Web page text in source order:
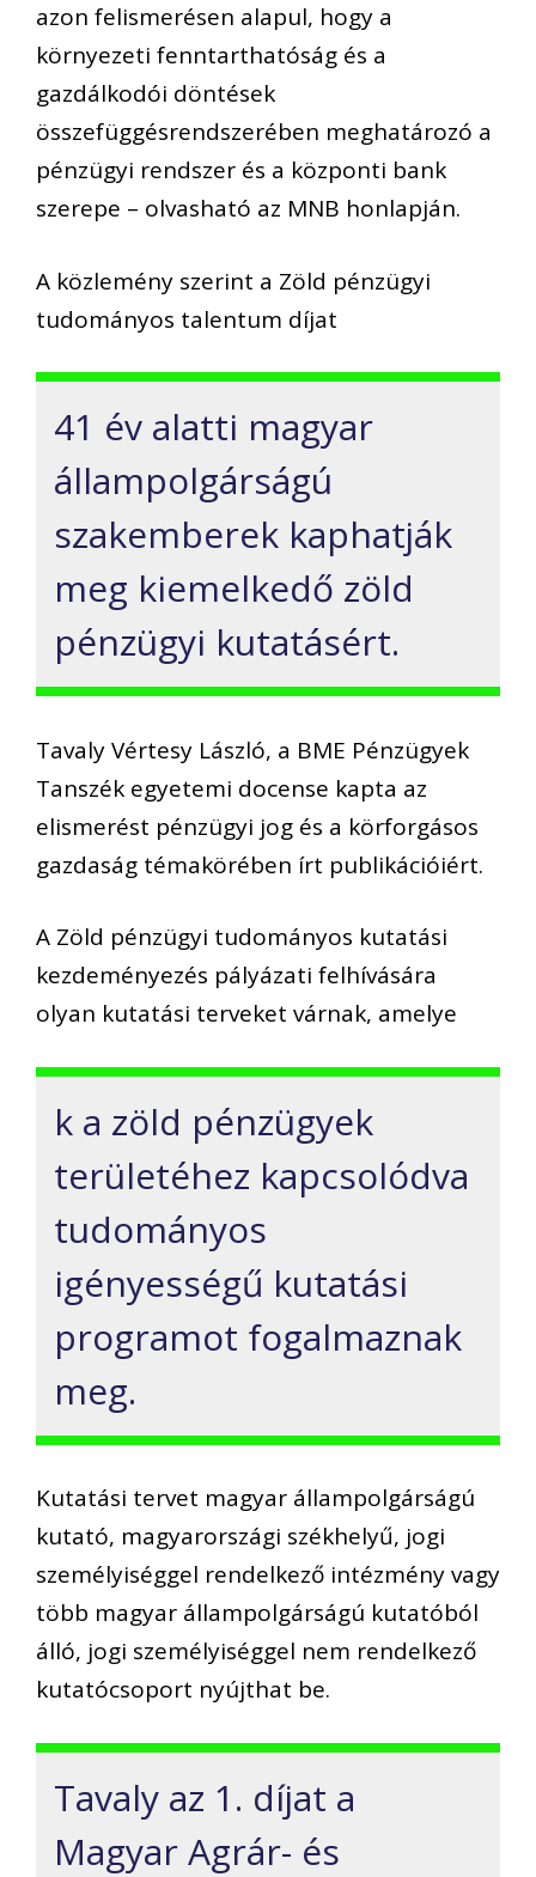
azon felismerésen alapul, hogy a
környezeti fenntarthatóság és a
gazdálkodói döntések
összefüggésrendszerében meghatározó a
pénzügyi rendszer és a központi bank
szerepe – olvasható az MNB honlapján.
A közlemény szerint a Zöld pénzügyi
tudományos talentum díjat
41 év alatti magyar
állampolgárságú
szakemberek kaphatják
meg kiemelkedő zöld
pénzügyi kutatásért.
Tavaly Vértesy László, a BME Pénzügyek
Tanszék egyetemi docense kapta az
elismerést pénzügyi jog és a körforgásos
gazdaság témakörében írt publikációiért.
A Zöld pénzügyi tudományos kutatási
kezdeményezés pályázati felhívására
olyan kutatási terveket várnak, amelye
k a zöld pénzügyek
területéhez kapcsolódva
tudományos
igényességű kutatási
programot fogalmaznak
meg.
Kutatási tervet magyar állampolgárságú
kutató, magyarországi székhelyű, jogi
személyiséggel rendelkező intézmény vagy
több magyar állampolgárságú kutatóból
álló, jogi személyiséggel nem rendelkező
kutatócsoport nyújthat be.
Tavaly az 1. díjat a
Magyar Agrár- és